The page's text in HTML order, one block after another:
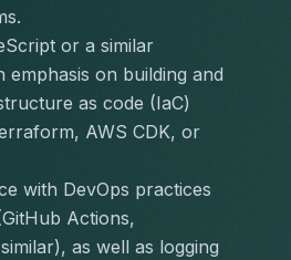
or a similar
emphasis on building and
as code (IaC)
AWS CDK, or
with DevOps practices
Actions,
as well as logging